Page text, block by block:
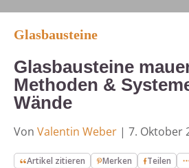
Glasbausteine
Glasbausteine
Methoden &
Wände
Von Valentin Weber | 7. Oktober
Artikel zitieren Merken Teilen